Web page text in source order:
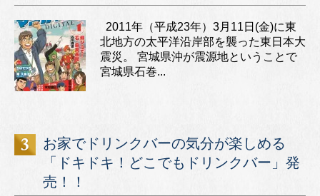
2011年（平成23年）3月11日(金)に東
北地方の太平洋沿岸部を襲った東日本大
震災。 宮城県沖が震源地ということで
宮城県石巻...
お家でドリンクバーの気分が楽しめる
「ドキドキ！どこでもドリンクバー」発
売！！